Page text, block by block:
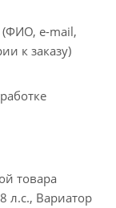
(ФИО, e-mail,
к заказу)
товара
л.с., Вариатор